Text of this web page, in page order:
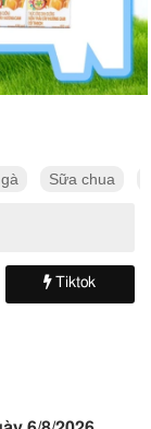
Sữa chua
Tiktok